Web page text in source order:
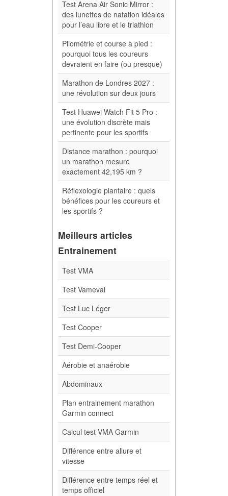
Test Arena Air Sonic Mirror :
des lunettes de natation idéales
pour l’eau libre et le triathlon
Pliométrie et course à pied :
pourquoi tous les coureurs
devraient en faire (ou presque)
Marathon de Londres 2027 :
une révolution sur deux jours
Test Huawei Watch Fit 5 Pro :
une évolution discrète mais
pertinente pour les sportifs
Distance marathon : pourquoi
un marathon mesure
exactement 42,195 km ?
Réflexologie plantaire : quels
bénéfices pour les coureurs et
les sportifs ?
Meilleurs articles
Entrainement
Test VMA
Test Vameval
Test Luc Léger
Test Cooper
Test Demi-Cooper
Aérobie et anaérobie
Abdominaux
Plan entrainement marathon
Garmin connect
Calcul test VMA Garmin
Différence entre allure et
vitesse
Différence entre temps réel et
temps officiel